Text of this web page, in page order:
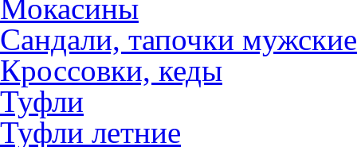
Мокасины
Сандали, тапочки мужские
Кроссовки, кеды
Туфли
Туфли летние